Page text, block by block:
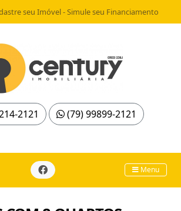
seu Imóvel-Simule seu Financiamento
2121 (79) 99899-2121
Menu